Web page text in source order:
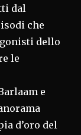
dal
che
dello
le
e
d’oro del